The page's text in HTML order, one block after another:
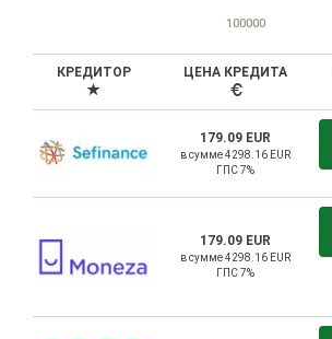
100000
КРЕДИТОР ЦЕНА КРЕДИТА
179.09 EUR
в сумме 4298.16 EUR
ГПС 7%
179.09 EUR
в сумме 4298.16 EUR
ГПС 7%